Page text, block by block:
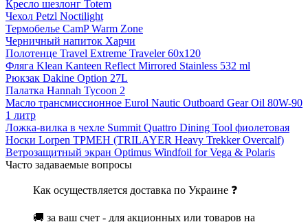
Кресло шезлонг Totem
Чехол Petzl Noctilight
Термобелье CamP Warm Zone
Черничный напиток Харчи
Полотенце Travel Extreme Traveler 60х120
Фляга Klean Kanteen Reflect Mirrored Stainless 532 ml
Рюкзак Dakine Option 27L
Палатка Hannah Tycoon 2
Масло трансмиссионное Eurol Nautic Outboard Gear Oil 80W-90
1 литр
Ложка-вилка в чехле Summit Quattro Dining Tool фиолетовая
Носки Lorpen TPMEH (TRILAYER Heavy Trekker Overcalf)
Ветрозащитный экран Optimus Windfoil for Vega & Polaris
Часто задаваемые вопросы
Как осуществляется доставка по Украине ❓
🚚 за ваш счет - для акционных или товаров на